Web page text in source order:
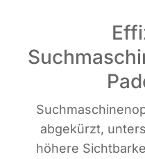
abge­kürzt,
höhe­re